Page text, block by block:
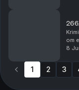
om
den
8
1 2 3